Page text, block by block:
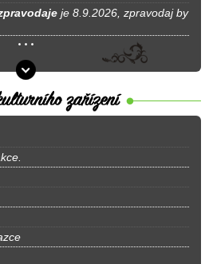
je 8.9.2026, zpravodaj by